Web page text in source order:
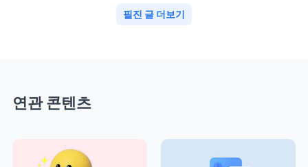
필진 글 더보기
연관 콘텐츠